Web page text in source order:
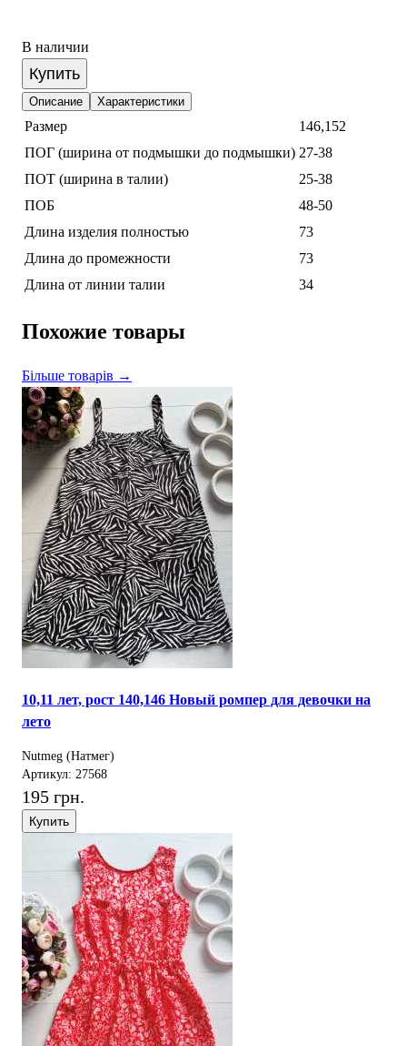
В наличии
Купить
Описание Характеристики
Размер
146,152
ПОГ (ширина от подмышки до подмышки) 27-38
ПОТ (ширина в талии)
25-38
ПОБ
48-50
Длина изделия полностью
73
Длина до промежности
73
Длина от линии талии
34
Похожие товары
Більше товарів →
10,11 лет, рост 140,146 Новый ромпер для девочки на
лето
Nutmeg (Натмег)
Артикул: 27568
195 грн.
Купить